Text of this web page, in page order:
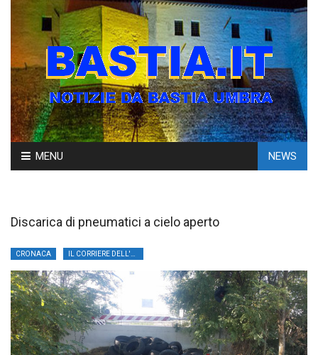
Skip
to
MENU NEWS
Discarica di pneumatici a cielo aperto
CRONACA